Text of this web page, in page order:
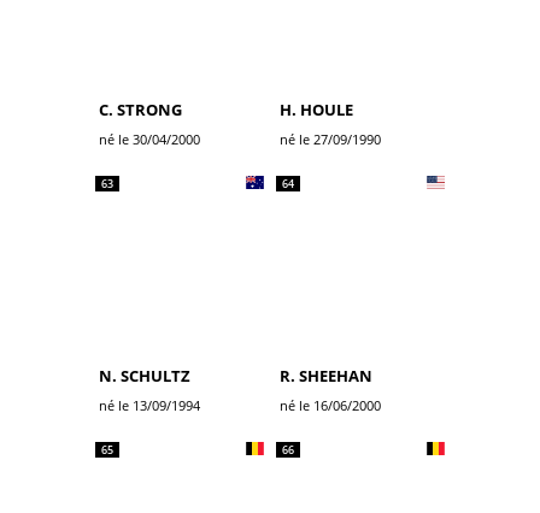
C. STRONG
né le 30/04/2000
H. HOULE
né le 27/09/1990
63
N. SCHULTZ
né le 13/09/1994
64
R. SHEEHAN
né le 16/06/2000
65 66